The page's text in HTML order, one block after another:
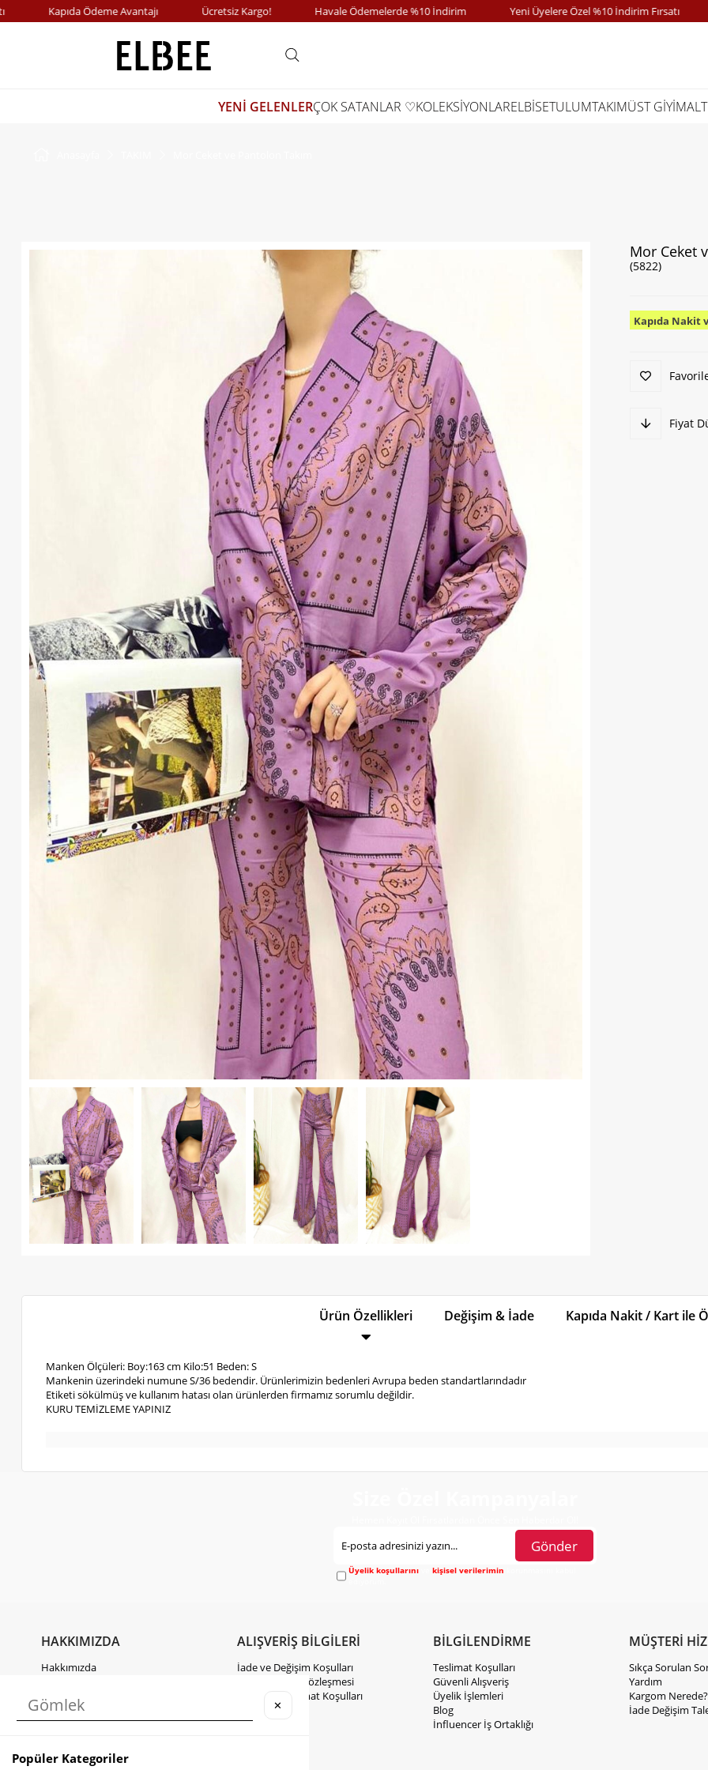
Kapıda Ödeme Avantajı Ücretsiz Kargo! Havale Ödemelerde %10 İndirim Yeni Üyelere Özel %10 İndirim Fırsatı
YENİ GELENLERÇOK SATANLAR ♡KOLEKSİYONLARELBİSETULUMTAKIMÜST GİYİM
Mor Ceket
(5822)
Kapıda Nakit
Fiyat
Ürün Özellikleri Değişim & İade Kapıda Nakit / Kart ile
Manken Ölçüleri: Boy:163 cm Kilo:51 Beden: S
Mankenin üzerindeki numune S/36 bedendir. Ürünlerimizin bedenleri Avrupa beden standartlarındadır
Etiketi sökülmüş ve kullanım hatası olan ürünlerden firmamız sorumlu değildir.
KURU TEMİZLEME YAPINIZ
Gönder
Üyelik koşullarını vekişisel verilerimin
HAKKIMIZDA
Hakkımızda
KVKK Hakkında Bilgilendirme
İletişim
Instagram
ALIŞVERİŞ BİLGİLERİ
İade ve Değişim Koşulları
Mesafeli Satış Sözleşmesi
Kargo ve Teslimat Koşulları
BİLGİLENDİRME
Teslimat Koşulları
Güvenli Alışveriş
Üyelik İşlemleri
Blog
İnfluencer İş Ortaklığı
MÜŞTERİ
Sıkça Sorulan
Yardım
Kargom Nerede?
İade Değişim
✕
Popüler Kategoriler